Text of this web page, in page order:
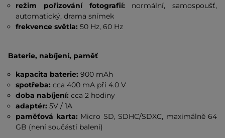
režim pořizování fotografií: normální, samospoušť,
automatický, drama snímek
frekvence světla:50 Hz, 60 Hz
Baterie, nabíjení, paměť
kapacita baterie: 900 mAh
spotřeba: cca 400 mA při 4.0 V
doba nabíjení:cca 2 hodiny
adaptér: 5V / 1A
paměťová karta: Micro SD, SDHC/SDXC, maximálně 64
GB (není součástí balení)